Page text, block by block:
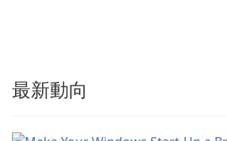
最新動向